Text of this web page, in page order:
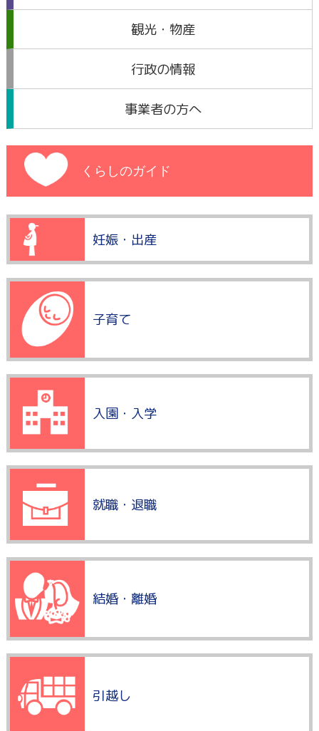
観光・物産
行政の情報
事業者の方へ
くらしのガイド
妊娠・出産
子育て
入園・入学
就職・退職
結婚・離婚
引越し